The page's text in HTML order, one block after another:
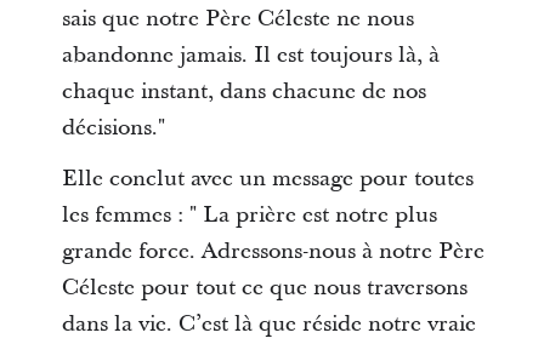
sais que notre Père Céleste ne nous
abandonne jamais. Il est toujours là, à
chaque instant, dans chacune de nos
décisions."
Elle conclut avec un message pour toutes
les femmes : " La prière est notre plus
grande force. Adressons-nous à notre Père
Céleste pour tout ce que nous traversons
dans la vie. C’est là que réside notre vraie